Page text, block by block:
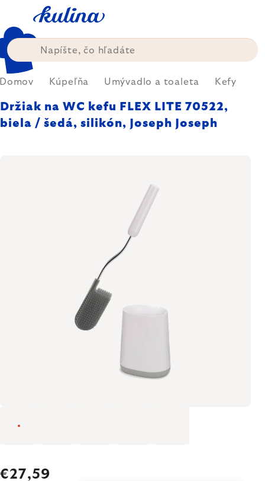
obsah
Domov Kúpeľňa Umývadlo a toaleta Kefy
Držiak na WC kefu FLEX LITE 70522,
biela / šedá, silikón, Joseph Joseph
€27,59